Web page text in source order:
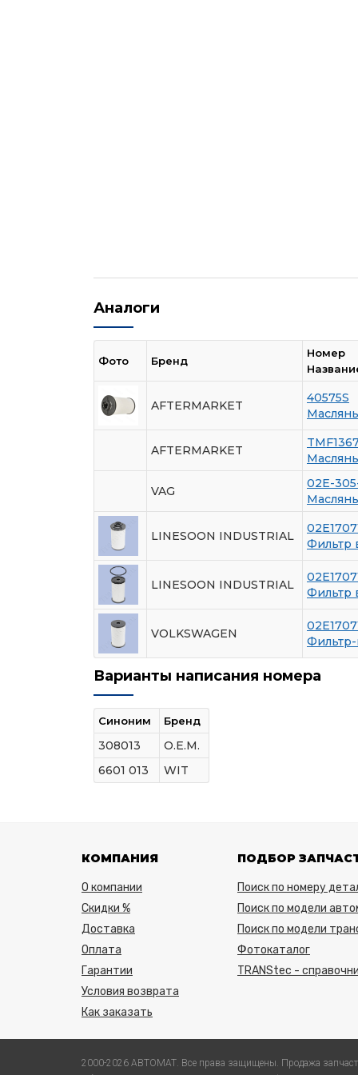
Аналоги
Фото Бренд
Номер
AFTERMARKET
40575S
AFTERMARKET
VAG
02E-
LINESOON INDUSTRIAL
Фильтр
LINESOON INDUSTRIAL
Фильтр
VOLKSWAGEN
Варианты написания номера
Синоним Бренд
308013
O.E.M.
6601 013
WIT
КОМПАНИЯ
О компании
Скидки %
Доставка
Оплата
Гарантии
Условия возврата
Как заказать
ПОДБОР
Поиск по номеру
Поиск по модели
Поиск по модели
Фотокаталог
TRANStec -
2000-2026 АВТОМАТ. Все права защищены. Продажа